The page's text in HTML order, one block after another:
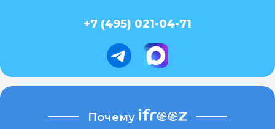
+7 (495) 021-04-71
Почему